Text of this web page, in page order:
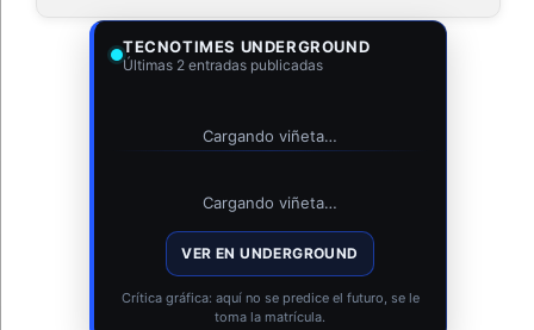
TECNOTIMES UNDERGROUND
Últimas 2 entradas publicadas
Cargando viñeta…
Cargando viñeta…
VER EN UNDERGROUND
Crítica gráfica: aquí no se predice el futuro, se le
toma la matrícula.